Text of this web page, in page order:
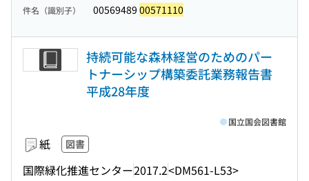
件名（識別子） 00569489 00571110
持続可能な森林経営のためのパー
トナーシップ構築委託業務報告書
平成28年度
紙 図書
国際緑化推進センター2017.2<DM561-L53>
国立国会図書館